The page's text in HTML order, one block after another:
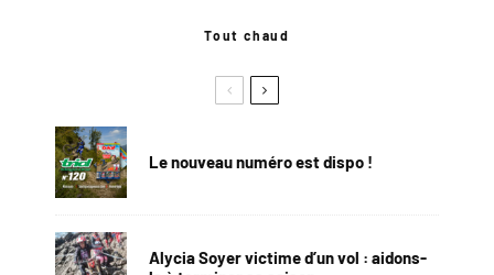
Tout chaud
Le nouveau numéro est dispo !
Alycia Soyer victime d’un vol : aidons-